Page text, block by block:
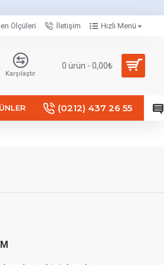
Ölçüleri İletişim Hızlı Menü
Karşılaştır
0 ürün - 0,00₺
(0212) 437 26 55